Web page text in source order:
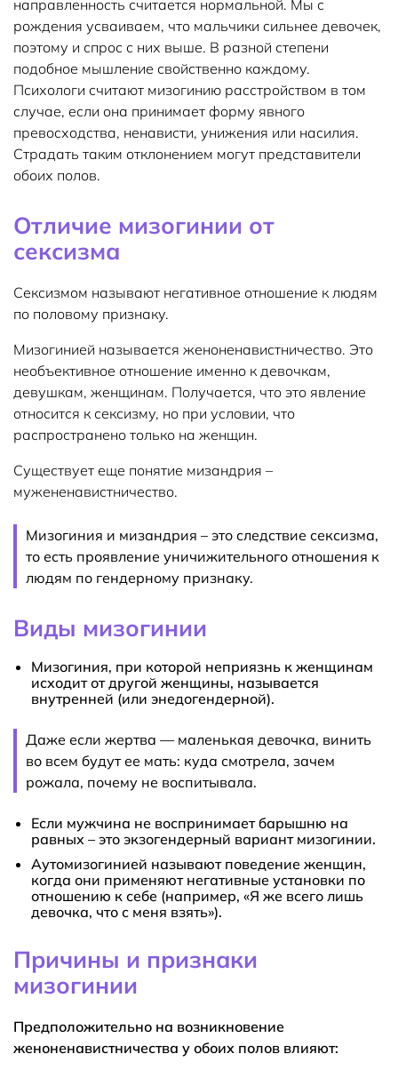
направленность считается нормальной. Мы с
рождения усваиваем, что мальчики сильнее девочек,
поэтому и спрос с них выше. В разной степени
подобное мышление свойственно каждому.
Психологи считают мизогинию расстройством в том
случае, если она принимает форму явного
превосходства, ненависти, унижения или насилия.
Страдать таким отклонением могут представители
обоих полов.
Отличие мизогинии от
сексизма
Сексизмом называют негативное отношение к людям
по половому признаку.
Мизогинией называется женоненавистничество. Это
необъективное отношение именно к девочкам,
девушкам, женщинам. Получается, что это явление
относится к сексизму, но при условии, что
распространено только на женщин.
Существует еще понятие мизандрия –
мужененавистничество.
Мизогиния и мизандрия – это следствие сексизма,
то есть проявление уничижительного отношения к
людям по гендерному признаку.
Виды мизогинии
Мизогиния, при которой неприязнь к женщинам
исходит от другой женщины, называется
внутренней (или энедогендерной).
Даже если жертва — маленькая девочка, винить
во всем будут ее мать: куда смотрела, зачем
рожала, почему не воспитывала.
Если мужчина не воспринимает барышню на
равных – это экзогендерный вариант мизогинии.
Аутомизогинией называют поведение женщин,
когда они применяют негативные установки по
отношению к себе (например, «Я же всего лишь
девочка, что с меня взять»).
Причины и признаки
мизогинии
Предположительно на возникновение
женоненавистничества у обоих полов влияют: